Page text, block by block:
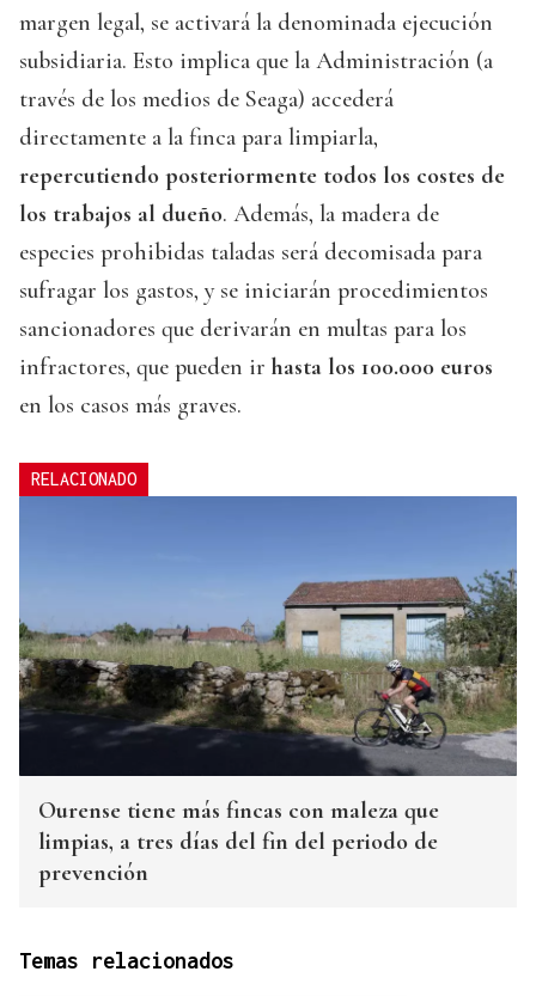
margen legal, se activará la denominada ejecución
subsidiaria. Esto implica que la Administración (a
través de los medios de Seaga) accederá
directamente a la finca para limpiarla,
repercutiendo posteriormente todos los costes de
los trabajos al dueño. Además, la madera de
especies prohibidas taladas será decomisada para
sufragar los gastos, y se iniciarán procedimientos
sancionadores que derivarán en multas para los
infractores, que pueden ir hasta los 100.000 euros
en los casos más graves.
RELACIONADO
Ourense tiene más fincas con maleza que
limpias, a tres días del fin del periodo de
prevención
Temas relacionados